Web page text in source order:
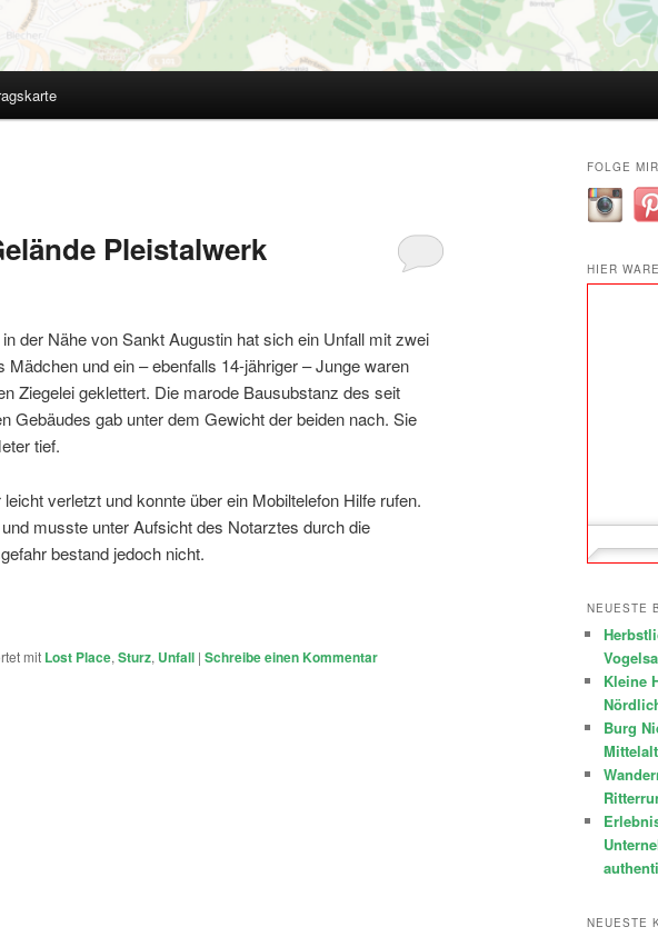
Pleistalwerk
der Nähe von Sankt Augustin hat sich ein Unfall mit zwei
und ein – ebenfalls 14-jähriger – Junge waren
Ziegelei geklettert. Die marode Bausubstanz des seit
Gebäudes gab unter dem Gewicht der beiden nach. Sie
tief.
verletzt und konnte über ein Mobiltelefon Hilfe rufen.
musste unter Aufsicht des Notarztes durch die
bestand jedoch nicht.
mit Lost Place, Sturz, Unfall | Schreibe einen Kommentar
FOLGE
HIER
NEUESTE
Kleine
Burg
NEUESTE